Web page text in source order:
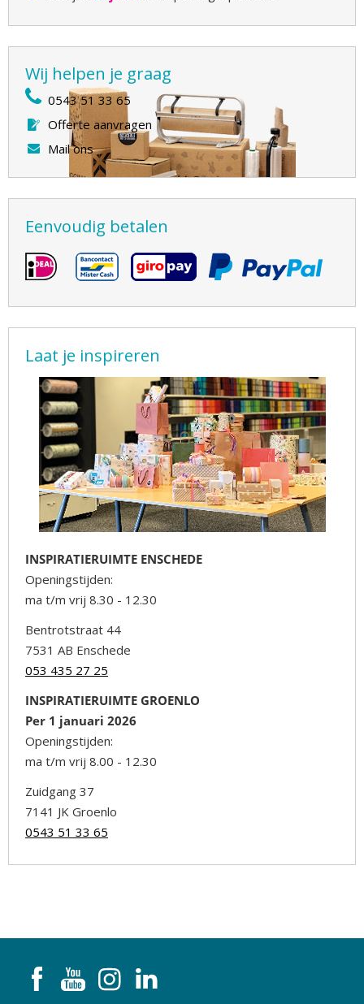
Wij helpen je graag
0543 51 33 65
Offerte aanvragen
Mail ons
Eenvoudig betalen
Laat je inspireren
INSPIRATIERUIMTE ENSCHEDE
Openingstijden:
ma t/m vrij 8.30 - 12.30
Bentrotstraat 44
7531 AB Enschede
053 435 27 25
INSPIRATIERUIMTE GROENLO
Per 1 januari 2026
Openingstijden:
ma t/m vrij 8.00 - 12.30
Zuidgang 37
7141 JK Groenlo
0543 51 33 65